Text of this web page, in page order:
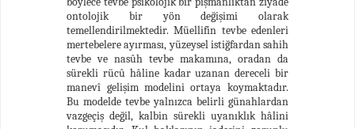
ontolojik bir yön değişimi olarak
temellendirilmektedir. Müellifin tevbe edenleri
mertebelere ayırması, yüzeysel istiğfardan sahih
tevbe ve nasûh tevbe makamına, oradan da
sürekli rücû hâline kadar uzanan dereceli bir
manevî gelişim modelini ortaya koymaktadır.
Bu modelde tevbe yalnızca belirli günahlardan
vazgeçiş değil, kalbin sürekli uyanıklık hâlini